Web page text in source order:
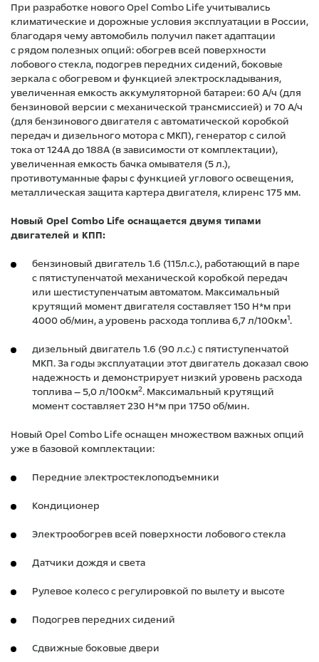
При разработке нового Opel Combo Life учитывались
климатические и дорожные условия эксплуатации в России,
благодаря чему автомобиль получил пакет адаптации
с рядом полезных опций: обогрев всей поверхности
лобового стекла, подогрев передних сидений, боковые
зеркала с обогревом и функцией электроскладывания,
увеличенная емкость аккумуляторной батареи: 60 А/ч (для
бензиновой версии с механической трансмиссией) и 70 А/ч
(для бензинового двигателя с автоматической коробкой
передач и дизельного мотора с МКП), генератор с силой
тока от 124А до 188А (в зависимости от комплектации),
увеличенная емкость бачка омывателя (5 л.),
противотуманные фары с функцией углового освещения,
металлическая защита картера двигателя, клиренс 175 мм.
Новый Opel Combo Life оснащается двумя типами
двигателей и КПП:
бензиновый двигатель 1.6 (115л.с.), работающий в паре
с пятиступенчатой механической коробкой передач
или шестиступенчатым автоматом. Максимальный
крутящий момент двигателя составляет 150 Н*м при
4000 об/мин, а уровень расхода топлива 6,7 л/100км1.
дизельный двигатель 1.6 (90 л.с.) с пятиступенчатой
МКП. За годы эксплуатации этот двигатель доказал свою
надежность и демонстрирует низкий уровень расхода
топлива — 5,0 л/100км2. Максимальный крутящий
момент составляет 230 Н*м при 1750 об/мин.
Новый Opel Combo Life оснащен множеством важных опций
уже в базовой комплектации:
Передние электростеклоподъемники
Кондиционер
Электрообогрев всей поверхности лобового стекла
Датчики дождя и света
Рулевое колесо с регулировкой по вылету и высоте
Подогрев передних сидений
Сдвижные боковые двери